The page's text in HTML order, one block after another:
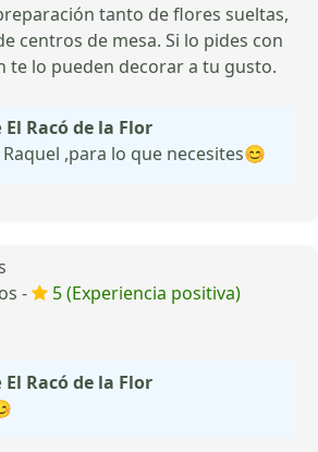
tanto de flores sueltas,
centros de mesa. Si lo pides con
te lo pueden decorar a tu gusto.
El Racó de la Flor
,para lo que necesites😊
-
5 (Experiencia positiva)
El Racó de la Flor